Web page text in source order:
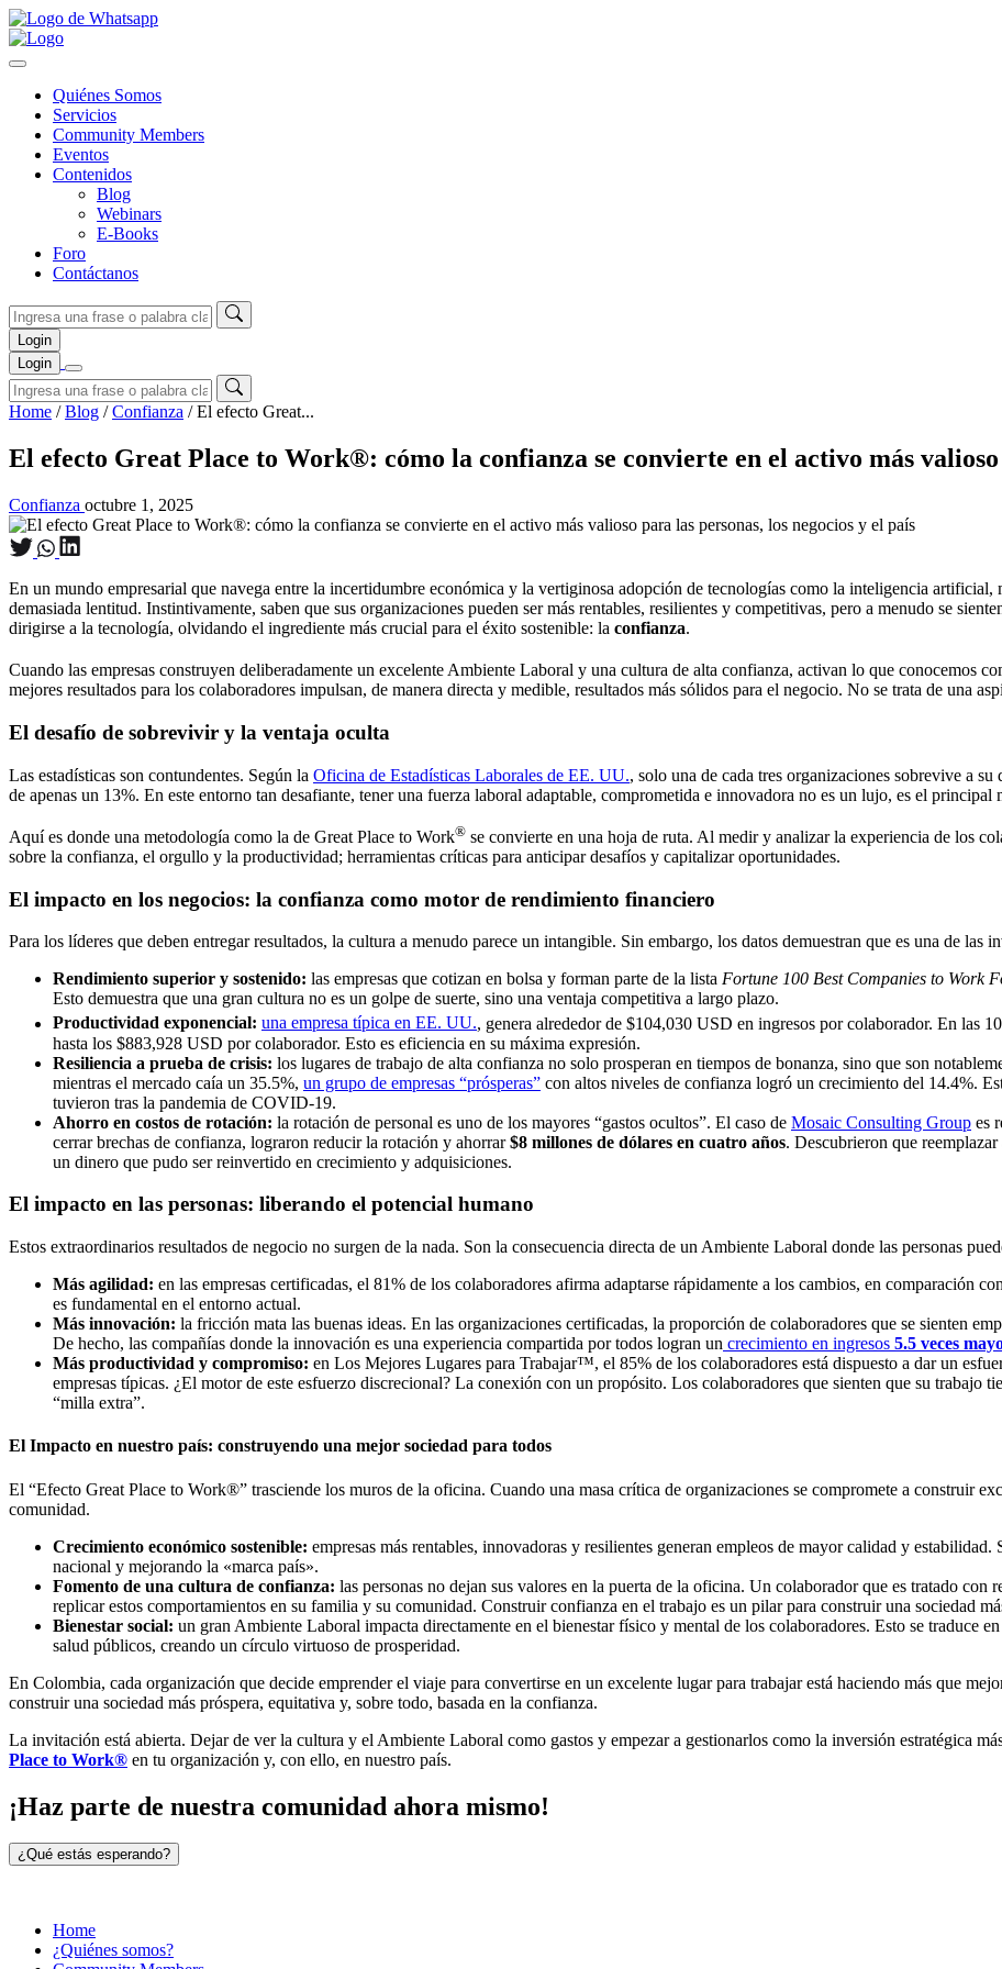
Quiénes Somos
Servicios
Community Members
Eventos
Contenidos
Blog
Webinars
E-Books
Foro
Contáctanos
Login
Login
Home / Blog / Confianza / El efecto Great...
El efecto Great Place to Work®: cómo la confianza se convierte en el activo más valioso
Confianza octubre 1, 2025
En un mundo empresarial que navega entre la incertidumbre económica y la vertiginosa adopción de tecnologías como la inteligencia artificial,
demasiada lentitud. Instintivamente, saben que sus organizaciones pueden ser más rentables, resilientes y competitivas, pero a menudo se
dirigirse a la tecnología, olvidando el ingrediente más crucial para el éxito sostenible: la confianza.
Cuando las empresas construyen deliberadamente un excelente Ambiente Laboral y una cultura de alta confianza, activan lo que conocemos
mejores resultados para los colaboradores impulsan, de manera directa y medible, resultados más sólidos para el negocio. No se trata de una
El desafío de sobrevivir y la ventaja oculta
Las estadísticas son contundentes. Según la Oficina de Estadísticas Laborales de EE. UU., solo una de cada tres organizaciones sobrevive a
de apenas un 13%. En este entorno tan desafiante, tener una fuerza laboral adaptable, comprometida e innovadora no es un lujo, es el principal
Aquí es donde una metodología como la de Great Place to Work® se convierte en una hoja de ruta. Al medir y analizar la experiencia de los
sobre la confianza, el orgullo y la productividad; herramientas críticas para anticipar desafíos y capitalizar oportunidades.
El impacto en los negocios: la confianza como motor de rendimiento financiero
Para los líderes que deben entregar resultados, la cultura a menudo parece un intangible. Sin embargo, los datos demuestran que es una de las
Rendimiento superior y sostenido: las empresas que cotizan en bolsa y forman parte de la lista Fortune 100 Best Companies to Work
Esto demuestra que una gran cultura no es un golpe de suerte, sino una ventaja competitiva a largo plazo.
Productividad exponencial: una empresa típica en EE. UU., genera alrededor de $104,030 USD en ingresos por colaborador. En las
hasta los $883,928 USD por colaborador. Esto es eficiencia en su máxima expresión.
Resiliencia a prueba de crisis: los lugares de trabajo de alta confianza no solo prosperan en tiempos de bonanza, sino que son
mientras el mercado caía un 35.5%, un grupo de empresas “prósperas” con altos niveles de confianza logró un crecimiento del 14.4%.
tuvieron tras la pandemia de COVID-19.
Ahorro en costos de rotación: la rotación de personal es uno de los mayores “gastos ocultos”. El caso de Mosaic Consulting Group es
cerrar brechas de confianza, lograron reducir la rotación y ahorrar $8 millones de dólares en cuatro años. Descubrieron que
un dinero que pudo ser reinvertido en crecimiento y adquisiciones.
El impacto en las personas: liberando el potencial humano
Estos extraordinarios resultados de negocio no surgen de la nada. Son la consecuencia directa de un Ambiente Laboral donde las personas
Más agilidad: en las empresas certificadas, el 81% de los colaboradores afirma adaptarse rápidamente a los cambios, en comparación
es fundamental en el entorno actual.
Más innovación: la fricción mata las buenas ideas. En las organizaciones certificadas, la proporción de colaboradores que se sienten
De hecho, las compañías donde la innovación es una experiencia compartida por todos logran un crecimiento en ingresos 5.5 veces
Más productividad y compromiso: en Los Mejores Lugares para Trabajar™, el 85% de los colaboradores está dispuesto a dar un
empresas típicas. ¿El motor de este esfuerzo discrecional? La conexión con un propósito. Los colaboradores que sienten que su trabajo
“milla extra”.
El Impacto en nuestro país: construyendo una mejor sociedad para todos
El “Efecto Great Place to Work®” trasciende los muros de la oficina. Cuando una masa crítica de organizaciones se compromete a construir
comunidad.
Crecimiento económico sostenible: empresas más rentables, innovadoras y resilientes generan empleos de mayor calidad y
nacional y mejorando la «marca país».
Fomento de una cultura de confianza: las personas no dejan sus valores en la puerta de la oficina. Un colaborador que es tratado con
replicar estos comportamientos en su familia y su comunidad. Construir confianza en el trabajo es un pilar para construir una sociedad
Bienestar social: un gran Ambiente Laboral impacta directamente en el bienestar físico y mental de los colaboradores. Esto se traduce
salud públicos, creando un círculo virtuoso de prosperidad.
En Colombia, cada organización que decide emprender el viaje para convertirse en un excelente lugar para trabajar está haciendo más que
construir una sociedad más próspera, equitativa y, sobre todo, basada en la confianza.
La invitación está abierta. Dejar de ver la cultura y el Ambiente Laboral como gastos y empezar a gestionarlos como la inversión estratégica
Place to Work® en tu organización y, con ello, en nuestro país.
¡Haz parte de nuestra comunidad ahora mismo!
¿Qué estás esperando?
Home
¿Quiénes somos?